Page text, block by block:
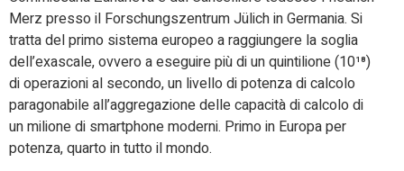
Merz presso il Forschungszentrum Jülich in Germania. Si
tratta del primo sistema europeo a raggiungere la soglia
dell’exascale, ovvero a eseguire più di un quintilione (10¹⁸)
di operazioni al secondo, un livello di potenza di calcolo
paragonabile all’aggregazione delle capacità di calcolo di
un milione di smartphone moderni. Primo in Europa per
potenza, quarto in tutto il mondo.